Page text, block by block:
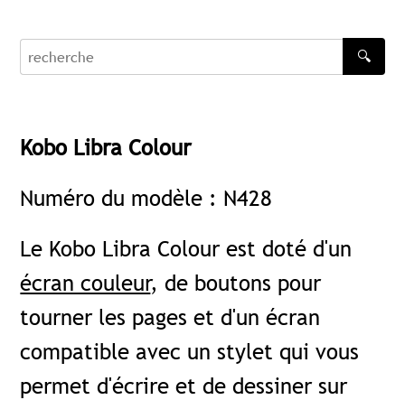
recherche
🔍
Kobo Libra Colour
Numéro du modèle : N428
Le Kobo Libra Colour est doté d'un
écran couleur, de boutons pour
tourner les pages et d'un écran
compatible avec un stylet qui vous
permet d'écrire et de dessiner sur